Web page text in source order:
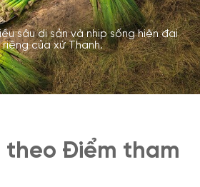
sâu di sản và nhịp sống hiện đại
của xứ Thanh.
theo Điểm tham